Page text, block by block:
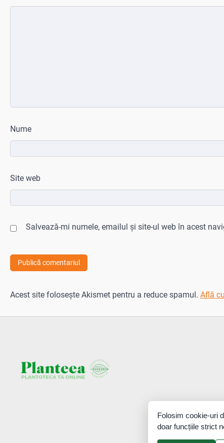
Nume
Site web
Salvează-mi numele, emailul și site-ul web în acest
Acest site folosește Akismet pentru a reduce spamul. Află
Folosim cookie-uri
doar funcțiile strict